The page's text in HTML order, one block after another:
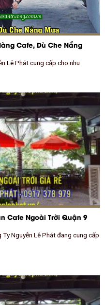
Cafe, Dù Che Nắng
Lê Phát cung cấp cho nhu
Cafe Ngoài Trời Quận 9
Nguyễn Lê Phát đang cung cấp